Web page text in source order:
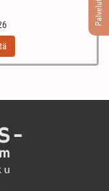
Palvelut